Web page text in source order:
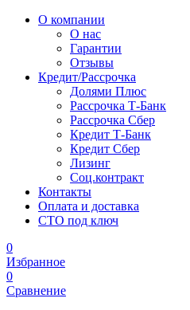
О компании
О нас
Гарантии
Отзывы
Кредит/Рассрочка
Долями Плюс
Рассрочка Т-Банк
Рассрочка Сбер
Кредит Т-Банк
Кредит Сбер
Лизинг
Соц.контракт
Контакты
Оплата и доставка
СТО под ключ
0
Избранное
0
Сравнение